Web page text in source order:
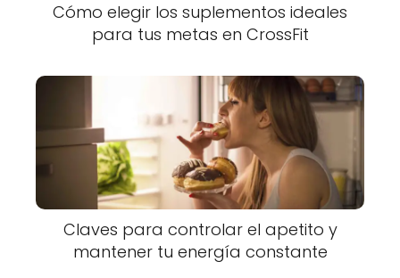
Cómo elegir los suplementos ideales
para tus metas en CrossFit
Claves para controlar el apetito y
mantener tu energía constante